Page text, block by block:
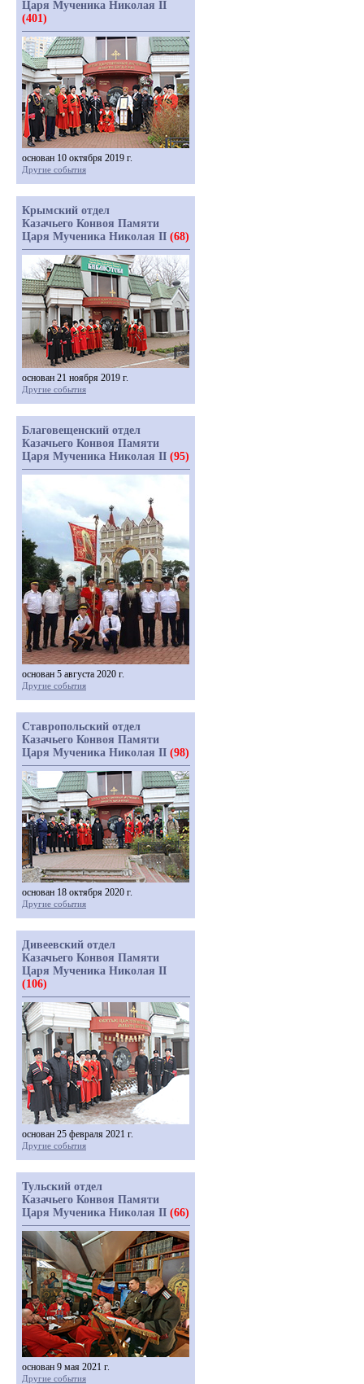
Царя Мученика Николая II
(401)
основан 10 октября 2019 г.
Другие события
Крымский отдел
Казачьего Конвоя Памяти
Царя Мученика Николая II (68)
основан 21 ноября 2019 г.
Другие события
Благовещенский отдел
Казачьего Конвоя Памяти
Царя Мученика Николая II (95)
основан 5 августа 2020 г.
Другие события
Ставропольский отдел
Казачьего Конвоя Памяти
Царя Мученика Николая II (98)
основан 18 октября 2020 г.
Другие события
Дивеевский отдел
Казачьего Конвоя Памяти
Царя Мученика Николая II
(106)
основан 25 февраля 2021 г.
Другие события
Тульский отдел
Казачьего Конвоя Памяти
Царя Мученика Николая II (66)
основан 9 мая 2021 г.
Другие события